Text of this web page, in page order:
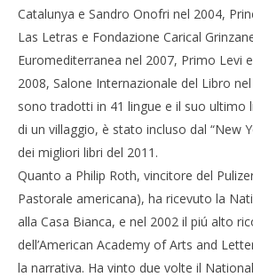
Catalunya e Sandro Onofri nel 2004,
Las Letras e Fondazione Carical
Euromediterranea nel 2007, Primo Levi
2008, Salone Internazionale del Libro
sono tradotti in 41 lingue e il suo ultimo
di un villaggio, è stato incluso dal “New
dei migliori libri del 2011.
Quanto a Philip Roth, vincitore del
Pastorale americana), ha ricevuto la
alla Casa Bianca, e nel 2002 il piú alto
dell’American Academy of Arts and
la narrativa. Ha vinto due volte il